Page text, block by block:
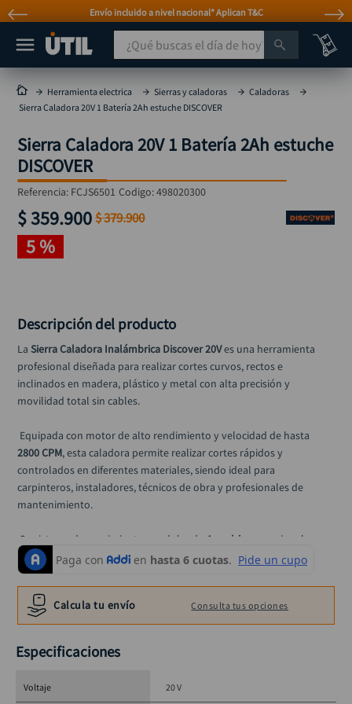
Envío incluido a nivel nacional* Aplican T&C
¿Qué buscas el día de hoy?
Herramienta electrica Sierras y caladoras
Caladoras
Sierra Caladora 20V 1 Batería 2Ah estuche DISCOVER
Sierra Caladora 20V 1 Batería 2Ah estuche
DISCOVER
Referencia: FCJS6501 Codigo:498020300
$359.900 $379.900
5 %
Descripción del producto
La Sierra Caladora Inalámbrica Discover 20V es una herramienta
profesional diseñada para realizar cortes curvos, rectos e
inclinados en madera, plástico y metal con alta precisión y
movilidad total sin cables.
Equipada con motor de alto rendimiento y velocidad de hasta
2800 CPM, esta caladora permite realizar cortes rápidos y
controlados en diferentes materiales, siendo ideal para
carpinteros, instaladores, técnicos de obra y profesionales de
mantenimiento.
Su sistema de movimiento pendular de 4 posiciones
mejora la
eficiencia del corte según el material, permitiendo mayor velocidad
o mayor precisión según la aplicación. Además, incorpora base
ajustable para cortes angulares de 0° a 45°, lo que facilita trabajos
en ensamblajes, cortes biselados o acabados especiales.
La herramienta funciona con
libertad de movimiento en obra, talleres o instalaciones donde el
mejorando la visibilidad en zonas de trabajo con poca iluminación.
Calcula tu envío Consulta tus opciones
Especificaciones
Voltaje 20 V
MÁS BUSCADOS
taladro
taladros pulidoras
compresor
llave
sierra circular
ruteadora
rueda
alicate